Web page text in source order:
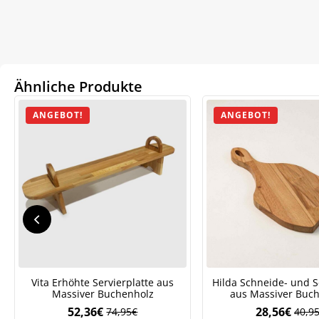
Ähnliche Produkte
ANGEBOT!
Vita Erhöhte Servierplatte aus
Massiver Buchenholz
74,95€
52,36€
ANGEBOT!
Hilda Schneide- und
aus Massiver
28,56€